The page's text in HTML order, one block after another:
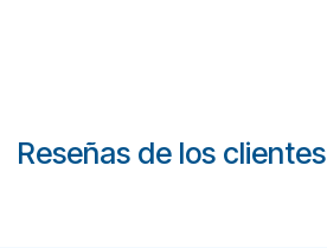
Reseñas de los clientes